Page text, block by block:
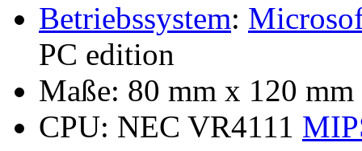
Betriebssystem:
PC edition
Maße: 80 mm x 120
CPU: NEC VR4111